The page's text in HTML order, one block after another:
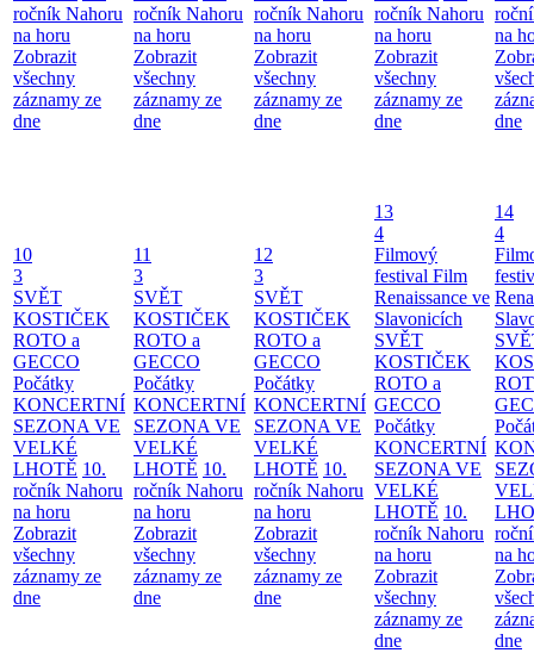
ročník Nahoru
na horu
Zobrazit
všechny
záznamy ze
dne
ročník Nahoru
na horu
Zobrazit
všechny
záznamy ze
dne
ročník Nahoru
na horu
Zobrazit
všechny
záznamy ze
dne
ročník Nahoru
na horu
Zobrazit
všechny
záznamy ze
dne
na
dne
10
3
SVĚT
KOSTIČEK
ROTO a
GECCO
Počátky
KONCERTNÍ
SEZONA VE
VELKÉ
LHOTĚ 10.
ročník Nahoru
na horu
Zobrazit
všechny
záznamy ze
dne
11
3
SVĚT
KOSTIČEK
ROTO a
GECCO
Počátky
KONCERTNÍ
SEZONA VE
VELKÉ
LHOTĚ 10.
ročník Nahoru
na horu
Zobrazit
všechny
záznamy ze
dne
12
3
SVĚT
KOSTIČEK
ROTO a
GECCO
Počátky
KONCERTNÍ
SEZONA VE
VELKÉ
LHOTĚ 10.
ročník Nahoru
na horu
Zobrazit
všechny
záznamy ze
dne
13
4
Filmový
festival Film
Renaissance ve
Slavonicích
SVĚT
KOSTIČEK
ROTO a
GECCO
Počátky
KONCERTNÍ
SEZONA VE
VELKÉ
LHOTĚ 10.
ročník Nahoru
na horu
Zobrazit
všechny
záznamy ze
dne
14
4
na
dne